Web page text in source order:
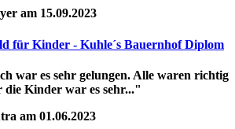
am 15.09.2023
für Kinder - Kuhle´s Bauernhof Diplom
war es sehr gelungen. Alle waren richtig
Kinder war es sehr..."
am 01.06.2023